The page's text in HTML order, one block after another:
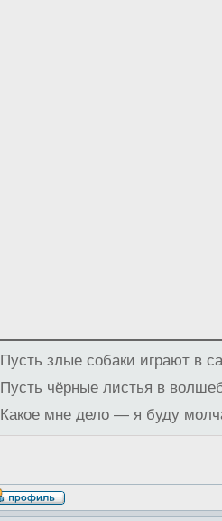
Пусть злые собаки играют в
Пусть чёрные листья в
Какое мне дело — я буду